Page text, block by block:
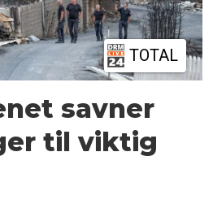
TOTAL
savner
til viktig